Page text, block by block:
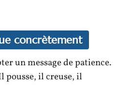
concrètement
un message de patience.
pousse, il creuse, il